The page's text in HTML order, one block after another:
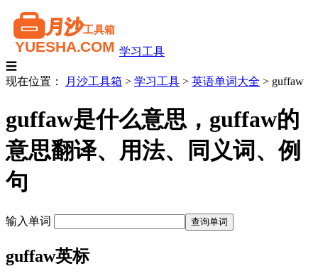
学习工具
☰
现在位置：
月沙工具箱 > 学习工具 > 英语单词大全 > guffaw
guffaw是什么意思，guffaw的
意思翻译、用法、同义词、例
句
输入单词
guffaw英标